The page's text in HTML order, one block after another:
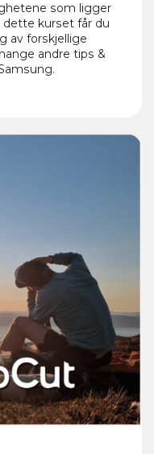
som ligger
kurset får du
av forskjellige
andre tips &